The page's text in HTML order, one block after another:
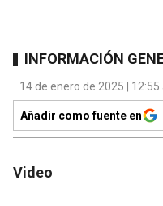
INFORMACIÓN
14 de enero de 2025 |
Añadir como fuente en
Video